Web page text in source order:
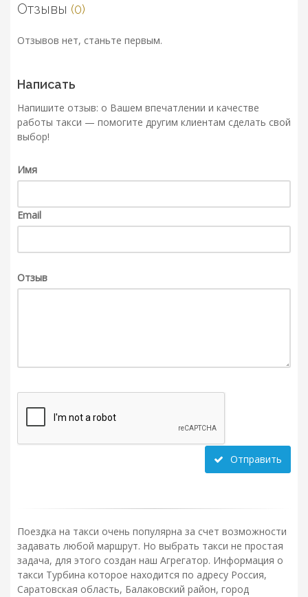
Отзывы (0)
Отзывов нет, станьте первым.
Написать
Напишите отзыв: о Вашем впечатлении и качестве
работы такси — помогите другим клиентам сделать свой
выбор!
Имя
Email
Отзыв
Отправить
Поездка на такси очень популярна за счет возможности
задавать любой маршрут. Но выбрать такси не простая
задача, для этого создан наш Агрегатор. Информация о
такси Турбина которое находится по адресу Россия,
Саратовская область, Балаковский район, город